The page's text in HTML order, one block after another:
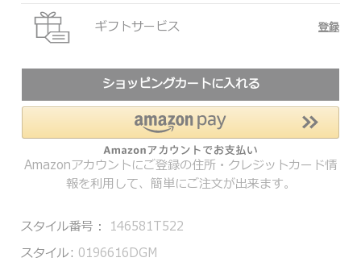
ギフトサービス 登録
ショッピングカートに入れる
Amazonアカウントにご登録の住所・クレジットカード情
報を利用して、簡単にご注文が出来ます。
スタイル番号： 146581T522
スタイル: 0196616DGM